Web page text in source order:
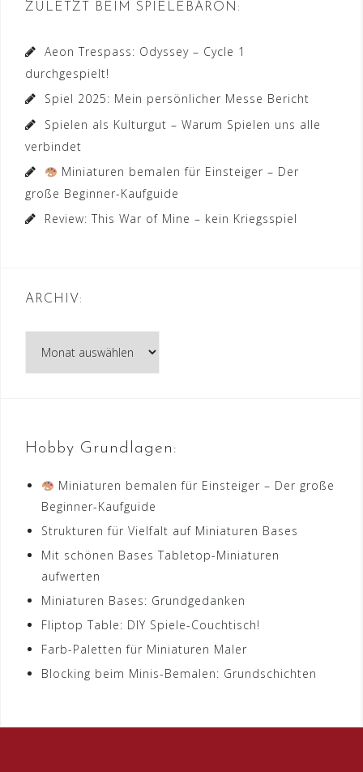
ZULETZT BEIM SPIELEBARON:
Aeon Trespass: Odyssey – Cycle 1
durchgespielt!
Spiel 2025: Mein persönlicher Messe Bericht
Spielen als Kulturgut – Warum Spielen uns alle
verbindet
Miniaturen bemalen für Einsteiger – Der
große Beginner-Kaufguide
Review: This War of Mine – kein Kriegsspiel
ARCHIV:
Hobby Grundlagen:
Miniaturen bemalen für Einsteiger – Der große
Beginner-Kaufguide
Strukturen für Vielfalt auf Miniaturen Bases
Mit schönen Bases Tabletop-Miniaturen
aufwerten
Miniaturen Bases: Grundgedanken
Fliptop Table: DIY Spiele-Couchtisch!
Farb-Paletten für Miniaturen Maler
Blocking beim Minis-Bemalen: Grundschichten